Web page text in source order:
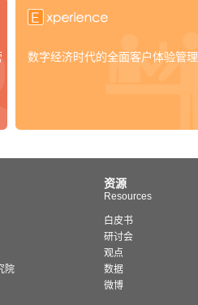
数字经济时代的全面客户体验管理
院
资源
Resources
白皮书
研讨会
观点
数据
微博